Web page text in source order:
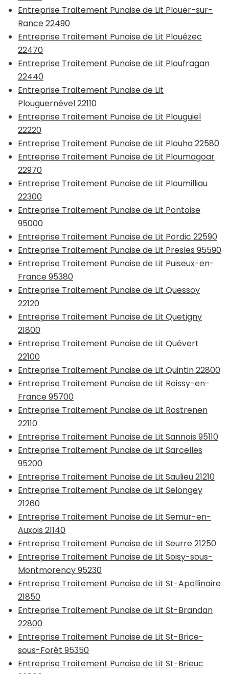
Entreprise Traitement Punaise de Lit Plouër-sur-
Rance 22490
Entreprise Traitement Punaise de Lit Plouézec
22470
Entreprise Traitement Punaise de Lit Ploufragan
22440
Entreprise Traitement Punaise de Lit
Plouguernével 22110
Entreprise Traitement Punaise de Lit Plouguiel
22220
Entreprise Traitement Punaise de Lit Plouha 22580
Entreprise Traitement Punaise de Lit Ploumagoar
22970
Entreprise Traitement Punaise de Lit Ploumilliau
22300
Entreprise Traitement Punaise de Lit Pontoise
95000
Entreprise Traitement Punaise de Lit Pordic 22590
Entreprise Traitement Punaise de Lit Presles 95590
Entreprise Traitement Punaise de Lit Puiseux-en-
France 95380
Entreprise Traitement Punaise de Lit Quessoy
22120
Entreprise Traitement Punaise de Lit Quetigny
21800
Entreprise Traitement Punaise de Lit Quévert
22100
Entreprise Traitement Punaise de Lit Quintin 22800
Entreprise Traitement Punaise de Lit Roissy-en-
France 95700
Entreprise Traitement Punaise de Lit Rostrenen
22110
Entreprise Traitement Punaise de Lit Sannois 95110
Entreprise Traitement Punaise de Lit Sarcelles
95200
Entreprise Traitement Punaise de Lit Saulieu 21210
Entreprise Traitement Punaise de Lit Selongey
21260
Entreprise Traitement Punaise de Lit Semur-en-
Auxois 21140
Entreprise Traitement Punaise de Lit Seurre 21250
Entreprise Traitement Punaise de Lit Soisy-sous-
Montmorency 95230
Entreprise Traitement Punaise de Lit St-Apollinaire
21850
Entreprise Traitement Punaise de Lit St-Brandan
22800
Entreprise Traitement Punaise de Lit St-Brice-
sous-Forêt 95350
Entreprise Traitement Punaise de Lit St-Brieuc